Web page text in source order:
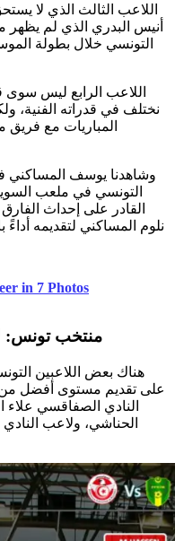
اللاعب الثالث الذي لا
أنيس البدري الذي لم
التونسي خلال بطولة
اللاعب الرابع ليس سوى
نختلف في قدراته الفنية،
المباريات مع
وشاهدنا يوسف المساكني
التونسي في ملعب
القادر على إحداث
نلوم المساكني لتقديمه أداءً
in 7 Photos
منتخب تونس:
هناك بعض اللاعبين
على تقديم مستوى أفضل
النادي الصفاقسي علاء
الحناشي، ولاعب